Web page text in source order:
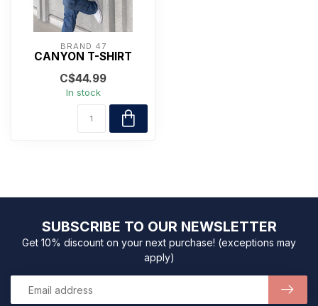
BRAND 47
CANYON T-SHIRT
C$44.99
In stock
SUBSCRIBE TO OUR NEWSLETTER
Get 10% discount on your next purchase! (exceptions may
apply)